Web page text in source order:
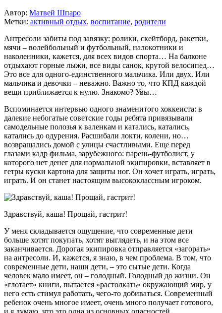
Автор: Матвей Шпаро
Метки: активный отдых, воспитание, родители
Антресоли забиты под завязку: ролики, скейтборд, ракетки,
мячи – волейбольный и футбольный, налокотники и
наколенники, кажется, для всех видов спорта… На балконе
отдыхают горные лыжи, все виды санок, крутой велосипед…
Это все для одного-единственного мальчика. Или двух. Или
мальчика и девочки – неважно. Важно то, что КПД каждой
вещи приближается к нулю. Знакомо? Увы…
Вспоминается интервью одного знаменитого хоккеиста: в
далекие небогатые советские годы ребята привязывали
самодельные полозья к валенкам и катались, катались,
катались до одурения. Расшибали локти, колени, но…
возвращались домой с улицы счастливыми. Еще перед
глазами кадр фильма, зарубежного: парень-футболист, у
которого нет денег для нормальной экипировки, вставляет в
гетры куски картона для защиты ног. Он хочет играть, играть,
играть. И он станет настоящим высококлассным игроком.
Здравствуй, каша! Прощай, гастрит!
У меня складывается ощущение, что современные дети
больше хотят покупать, хотят выглядеть, и на этом все
заканчивается. Дорогая экипировка отправляется «загорать»
на антресоли. И, кажется, я знаю, в чем проблема. В том, что
современные дети, наши дети, – это сытые дети. Когда
человек мало имеет, он – голодный. Голодный до жизни. Он
«глотает» книги, пытается «растолкать» окружающий мир, у
него есть стимул работать, чего-то добиваться. Современный
ребенок очень многое имеет, очень много получает готового,